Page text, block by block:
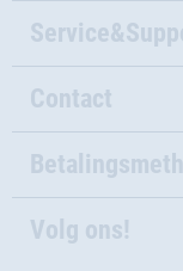
Contact
Volg ons!